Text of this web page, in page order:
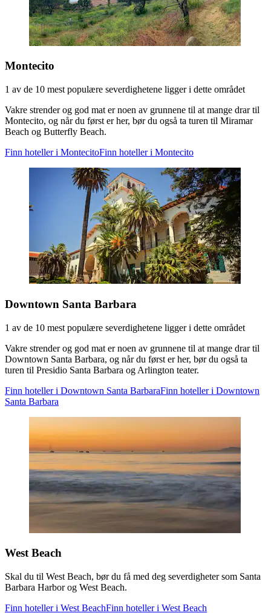
Montecito
1 av de 10 mest populære severdighetene ligger i dette området
Vakre strender og god mat er noen av grunnene til at mange drar til
Montecito, og når du først er her, bør du også ta turen til Miramar
Beach og Butterfly Beach.
Finn hoteller i MontecitoFinn hoteller i Montecito
Downtown Santa Barbara
1 av de 10 mest populære severdighetene ligger i dette området
Vakre strender og god mat er noen av grunnene til at mange drar til
Downtown Santa Barbara, og når du først er her, bør du også ta
turen til Presidio Santa Barbara og Arlington teater.
Finn hoteller i Downtown Santa BarbaraFinn hoteller i Downtown
Santa Barbara
West Beach
Skal du til West Beach, bør du få med deg severdigheter som Santa
Barbara Harbor og West Beach.
Finn hoteller i West BeachFinn hoteller i West Beach